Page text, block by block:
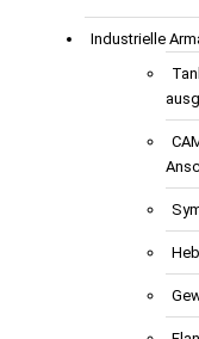
Industrielle